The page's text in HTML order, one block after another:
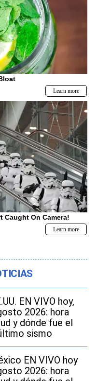
EN VIVO hoy,
2026: hora
y dónde fue el
sismo
EN VIVO hoy
2026: hora